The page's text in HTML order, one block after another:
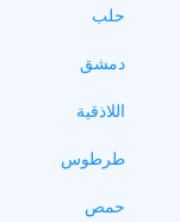
حلب
دمشق
اللاذقية
طرطوس
حمص